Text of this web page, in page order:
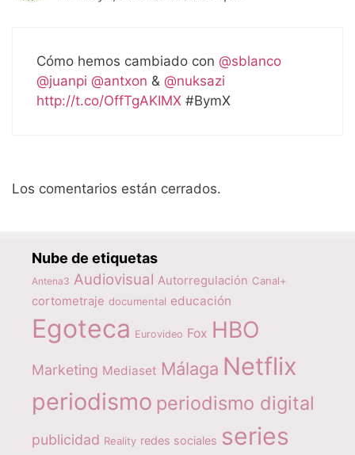
Cómo hemos cambiado con @sblanco
@juanpi @antxon & @nuksazi
http://t.co/OffTgAKIMX #BymX
Los comentarios están cerrados.
Nube de etiquetas
Antena3 Audiovisual Autorregulación Canal+
cortometraje documental educación
Egoteca Eurovideo Fox HBO
Marketing Mediaset Málaga Netflix
periodismo periodismo digital
publicidad Reality redes sociales series